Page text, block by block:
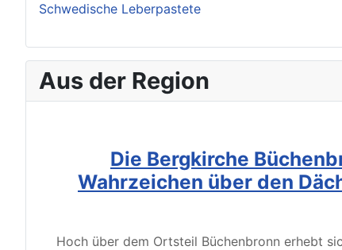
Schwedische Leberpastete
Aus der Region
Die Bergkirche
Wahrzeichen über den
Hoch über dem Ortsteil Büchenbronn erhebt